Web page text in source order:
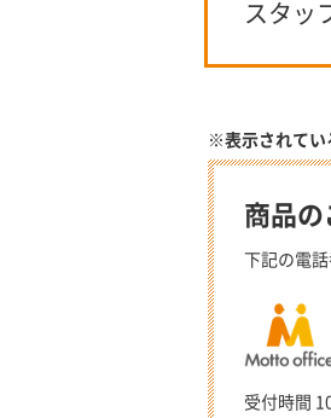
スタッ
※表示されてい
商品の
下記の電
受付時間